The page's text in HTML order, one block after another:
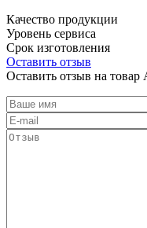
Качество продукции
Уровень сервиса
Срок изготовления
Оставить отзыв
Оставить отзыв на товар